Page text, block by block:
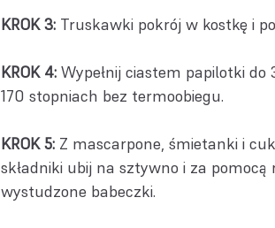
KROK 3: Truskawki pokrój w kostkę i
KROK 4: Wypełnij ciastem papilotki
170 stopniach bez termoobiegu.
KROK 5: Z mascarpone, śmietanki i
składniki ubij na sztywno i za
wystudzone babeczki.